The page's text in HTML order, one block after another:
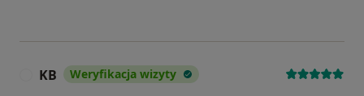
KB Weryfikacja wizyty